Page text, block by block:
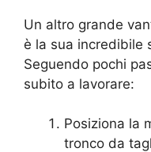
Un altro grande
è la sua incredibile
Seguendo pochi
subito a lavorare:
Posiziona la
tronco da